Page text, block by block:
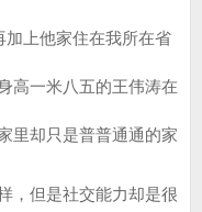
加上他家住在我所在省
高一米八五的王伟涛在
里却只是普普通通的家
但是社交能力却是很